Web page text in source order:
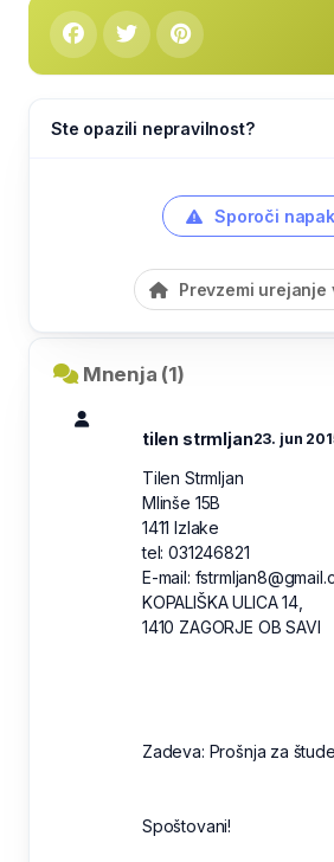
Ste opazili nepravilnost?
Sporoči
Prevzemi urejanje
Mnenja (1)
tilen strmljan23. jun
Tilen Strmljan
Mlinše 15B
1411 Izlake
tel: 031246821
E-mail:
KOPALIŠKA ULICA 14,
1410 ZAGORJE OB SAVI
Zadeva: Prošnja za
Spoštovani!